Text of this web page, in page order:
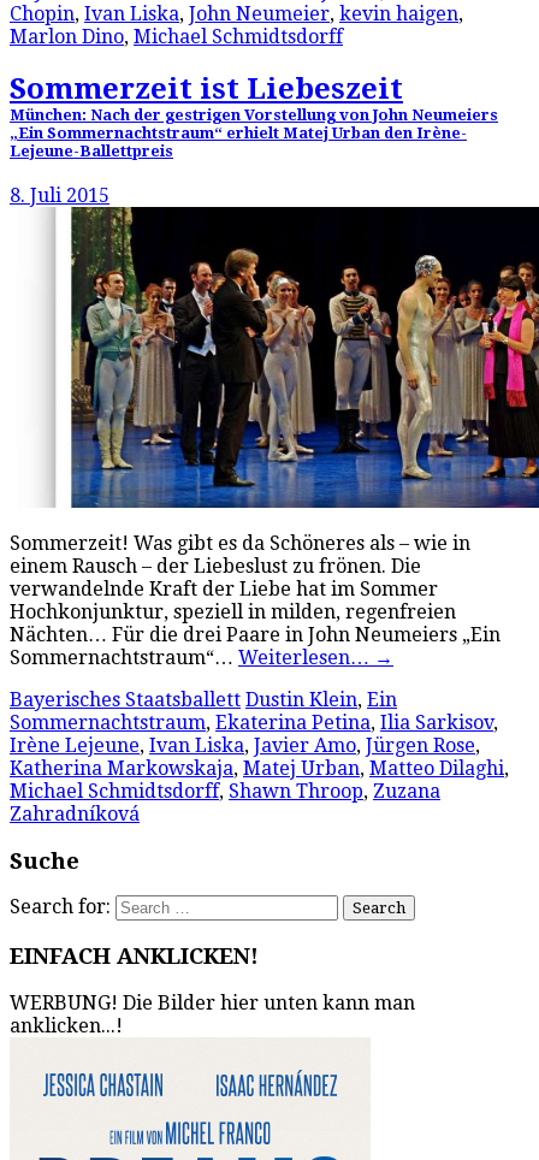
Chopin, Ivan Liska, John Neumeier, kevin haigen,
Marlon Dino, Michael Schmidtsdorff
Sommerzeit ist Liebeszeit
München: Nach der gestrigen Vorstellung von John Neumeiers
„Ein Sommernachtstraum“ erhielt Matej Urban den Irène-
Lejeune-Ballettpreis
8. Juli 2015
Sommerzeit! Was gibt es da Schöneres als – wie in
einem Rausch – der Liebeslust zu frönen. Die
verwandelnde Kraft der Liebe hat im Sommer
Hochkonjunktur, speziell in milden, regenfreien
Nächten… Für die drei Paare in John Neumeiers „Ein
Sommernachtstraum“… Weiterlesen… →
Bayerisches Staatsballett Dustin Klein, Ein
Sommernachtstraum, Ekaterina Petina, Ilia Sarkisov,
Irène Lejeune, Ivan Liska, Javier Amo, Jürgen Rose,
Katherina Markowskaja, Matej Urban, Matteo Dilaghi,
Michael Schmidtsdorff, Shawn Throop, Zuzana
Zahradníková
Suche
Search for:
EINFACH ANKLICKEN!
WERBUNG! Die Bilder hier unten kann man
anklicken...!